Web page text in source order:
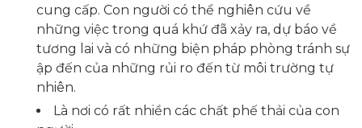
cung cấp. Con người có thể nghiên cứu về
những việc trong quá khứ đã xảy ra, dự báo về
tương lai và có những biện pháp phòng tránh sự
ập đến của những rủi ro đến từ môi trường tự
nhiên.
Là nơi có rất nhiền các chất phế thải của con